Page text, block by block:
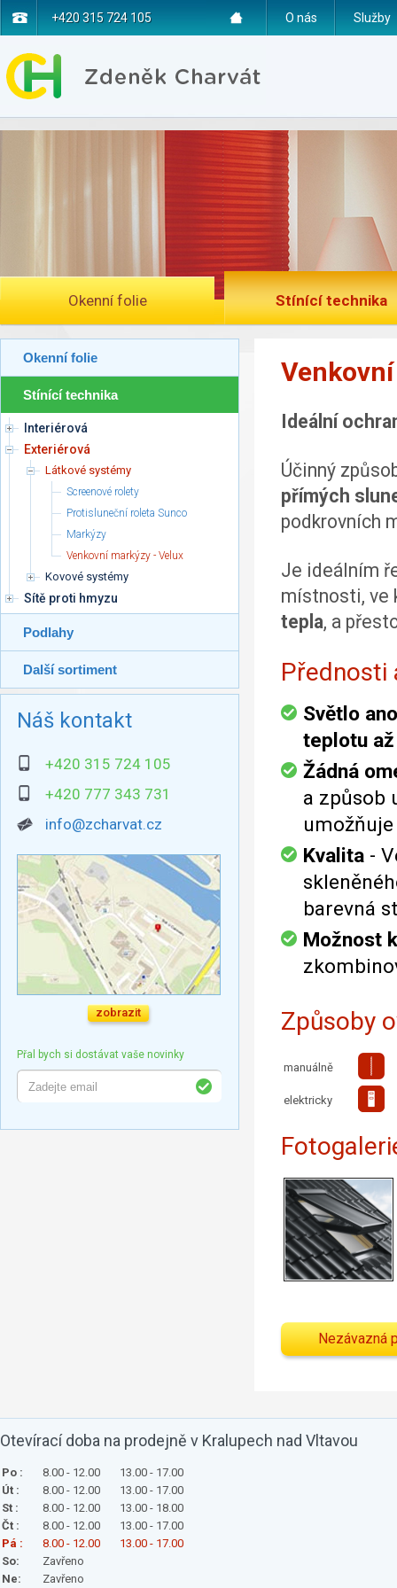
O nás Služby
+420 315 724 105
Okenní folie Stínící technika
Okenní folie
Stínící technika
Interiérová
Exteriérová
Látkové systémy
Screenové rolety
Protisluneční roleta Sunco
Markýzy
Venkovní markýzy - Velux
Kovové systémy
Sítě proti hmyzu
Podlahy
Další sortiment
Náš kontakt
+420 315 724 105
+420 777 343 731
info@zcharvat.cz
zobrazit
Přal bych si dostávat vaše novinky
Ideální
Účinný
přímých
podkrovních
Je ideálním
místnosti, ve
tepla, a
Přednosti
Světlo
teplotu až
Žádná
a způsob
Kvalita -
barevná
Možnost
Způsoby
manuálně
elektricky
Nezávazná
Otevírací doba na prodejně v Kralupech nad Vltavou
Po : 8.00 - 12.00
13.00 - 17.00
Út :
8.00 - 12.00
13.00 - 17.00
St :
8.00 - 12.00
13.00 - 18.00
Čt :
8.00 - 12.00
13.00 - 17.00
Pá :
8.00 - 12.00
13.00 - 17.00
So:
Zavřeno
Ne:
Zavřeno